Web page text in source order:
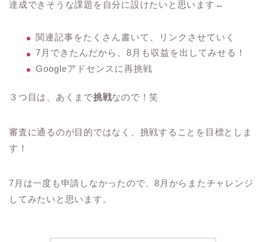
達成できそうな課題を自分に設けたいと思います←
関連記事をたくさん書いて、リンクさせていく
7月できたんだから、8月も収益を出してみせる！
Googleアドセンスに再挑戦
３つ目は、あくまで挑戦なので！笑
審査に通るのが目的ではなく、挑戦することを目標としま
す！
7月は一度も申請しなかったので、8月からまたチャレンジ
してみたいと思います。